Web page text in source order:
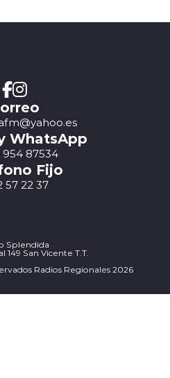
WhatsApp
954 87534
Fijo
57 22 37
Splendida
149 San Vicente T.T.
Radios Regionales 2026